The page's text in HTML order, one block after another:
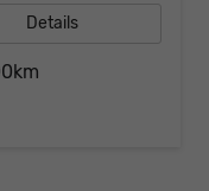
Details